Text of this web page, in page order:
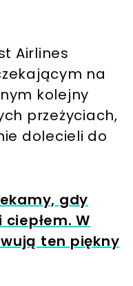
Airlines
na
kolejny
przeżyciach,
dolecieli do
gdy
W
ten piękny